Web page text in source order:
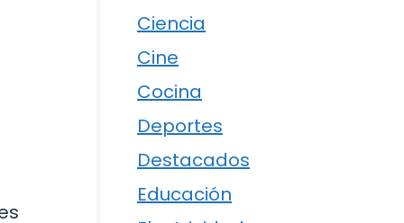
Ciencia
Cine
Cocina
Deportes
Destacados
Educación